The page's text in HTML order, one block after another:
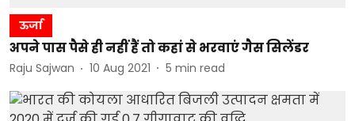
ऊर्जा
अपने पास पैसे ही नहीं हैं तो कहां से भरवाएं गैस सिलेंडर
Raju Sajwan 10 Aug 2021 5 min read